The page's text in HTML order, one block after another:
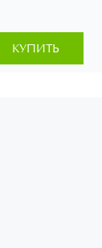
КУПИТЬ